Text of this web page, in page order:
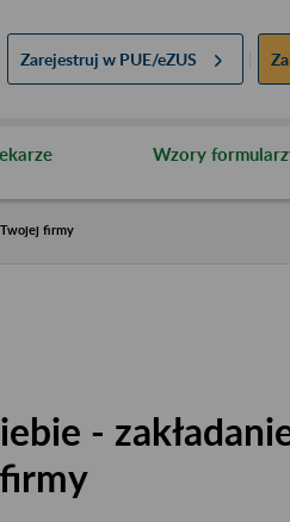
Zarejestruj w PUE/eZUS
Wzory
firmy
-